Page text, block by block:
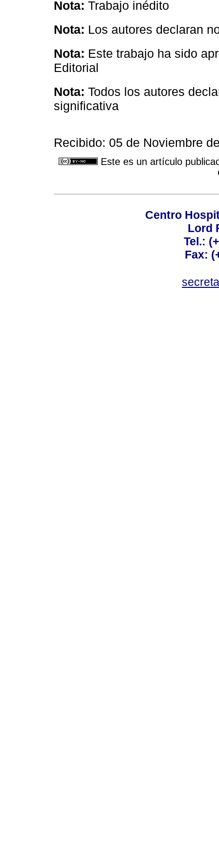
Nota: Trabajo inédito
Nota: Los autores declaran
Nota: Este trabajo ha sido
Editorial
Nota: Todos los autores
significativa
Recibido: 05 de Noviembre
Este es un artículo
Centro
Lord
Tel.:
Fax: